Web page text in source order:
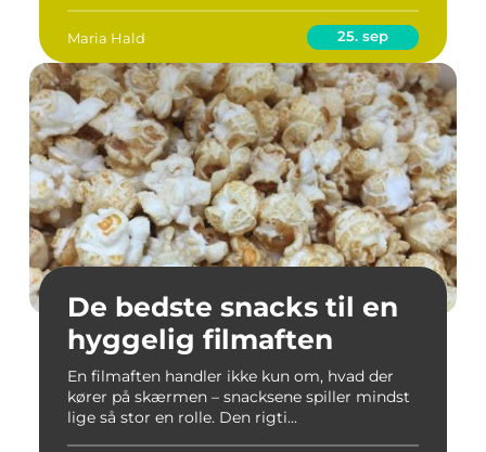
Maria Hald 25. sep
De bedste snacks til en
hyggelig filmaften
En filmaften handler ikke kun om, hvad der
kører på skærmen – snacksene spiller mindst
lige så stor en rolle. Den rigti...